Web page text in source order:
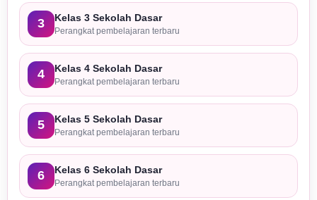
3 Kelas 3 Sekolah Dasar
Perangkat pembelajaran terbaru
4 Kelas 4 Sekolah Dasar
Perangkat pembelajaran terbaru
5 Kelas 5 Sekolah Dasar
Perangkat pembelajaran terbaru
6 Kelas 6 Sekolah Dasar
Perangkat pembelajaran terbaru